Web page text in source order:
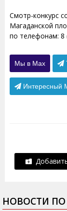
Смотр-конкурс
Магаданской
по телефонам: 8
Мы в Max
Интересный
НОВОСТИ ПО